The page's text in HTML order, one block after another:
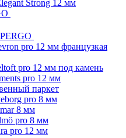
Strong 12 мм
pro 12 мм французкая
pro 12 мм под камень
pro 12 мм
паркет
pro 8 мм
8 мм
pro 8 мм
pro 12 мм